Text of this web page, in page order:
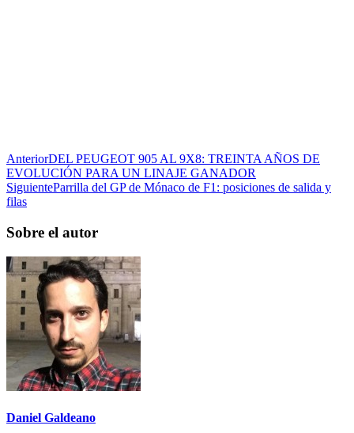
AnteriorDEL PEUGEOT 905 AL 9X8: TREINTA AÑOS DE
EVOLUCIÓN PARA UN LINAJE GANADOR
SiguienteParrilla del GP de Mónaco de F1: posiciones de salida y
filas
Sobre el autor
Daniel Galdeano